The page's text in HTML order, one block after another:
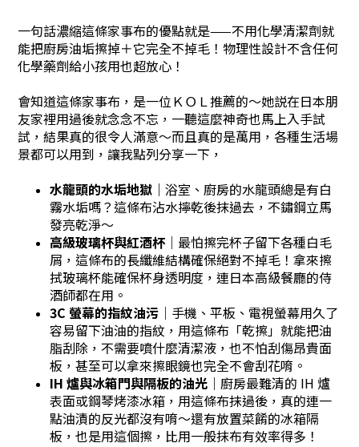
一句話濃縮這條家事布的優點就是——不用化學清潔劑就
能把廚房油垢擦掉＋它完全不掉毛！物理性設計不含任何
化學藥劑給小孩用也超放心！
會知道這條家事布，是一位ＫＯＬ推薦的～她説在日本朋
友家裡用過後就念念不忘，一聽這麼神奇也馬上入手試
試，結果真的很令人滿意～而且真的是萬用，各種生活場
景都可以用到，讓我點列分享一下，
水龍頭的水垢地獄 ｜浴室、廚房的水龍頭總是有白
霧水垢嗎？這條布沾水擰乾後抹過去，不鏽鋼立馬
發亮乾淨～
高級玻璃杯與紅酒杯 ｜最怕擦完杯子留下各種白毛
屑，這條布的長纖維結構確保絕對不掉毛！拿來擦
拭玻璃杯能確保杯身透明度，連日本高級餐廳的侍
酒師都在用。
3C 螢幕的指紋油污 ｜手機、平板、電視螢幕用久了
容易留下油油的指紋，用這條布「乾擦」就能把油
脂刮除，不需要噴什麼清潔液，也不怕刮傷昂貴面
板，甚至可以拿來擦眼鏡也完全不會刮花唷。
IH 爐與冰箱門與隔板的油光 ｜廚房最難清的 IH 爐
表面或鋼琴烤漆冰箱，用這條布抹過後，真的連一
點油漬的反光都沒有唷～還有放置菜餚的冰箱隔
板，也是用這個擦，比用一般抹布有效率得多！